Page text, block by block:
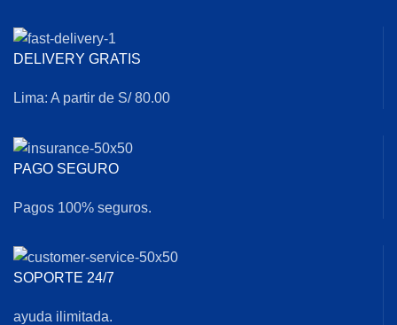
DELIVERY GRATIS
Lima: A partir de S/ 80.00
PAGO SEGURO
Pagos 100% seguros.
SOPORTE 24/7
ayuda ilimitada.